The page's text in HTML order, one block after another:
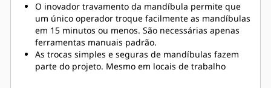
O inovador travamento da mandíbula permite que
um único operador troque facilmente as mandíbulas
em 15 minutos ou menos. São necessárias apenas
ferramentas manuais padrão.
As trocas simples e seguras de mandíbulas fazem
parte do projeto. Mesmo em locais de trabalho